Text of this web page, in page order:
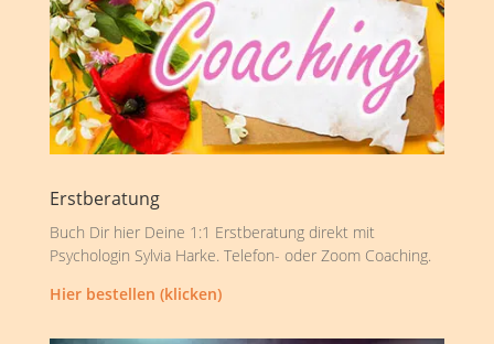
Erstberatung
Buch Dir hier Deine 1:1 Erstberatung direkt mit
Psychologin Sylvia Harke. Telefon- oder Zoom Coaching.
Hier bestellen (klicken)